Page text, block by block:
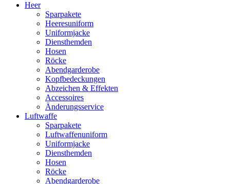
Heer
Sparpakete
Heeresuniform
Uniformjacke
Diensthemden
Hosen
Röcke
Abendgarderobe
Kopfbedeckungen
Abzeichen & Effekten
Accessoires
Änderungsservice
Luftwaffe
Sparpakete
Luftwaffenuniform
Uniformjacke
Diensthemden
Hosen
Röcke
Abendgarderobe